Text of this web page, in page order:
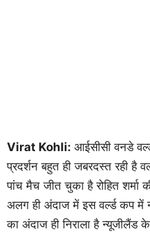
Virat Kohli: आईसीसी वनडे
प्रदर्शन बहुत ही जबरदस्त रही है
पांच मैच जीत चुका है रोहित शर्मा
अलग ही अंदाज में इस वर्ल्ड कप
का अंदाज ही निराला है न्यूजीलैंड